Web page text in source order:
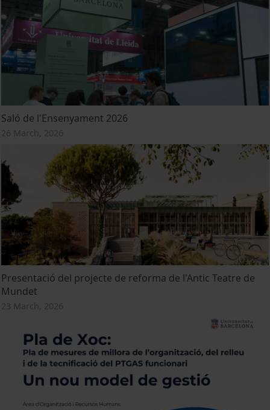
Saló de l'Ensenyament 2026
26 March, 2026
Presentació del projecte de reforma de l'Antic Teatre de
Mundet
23 March, 2026